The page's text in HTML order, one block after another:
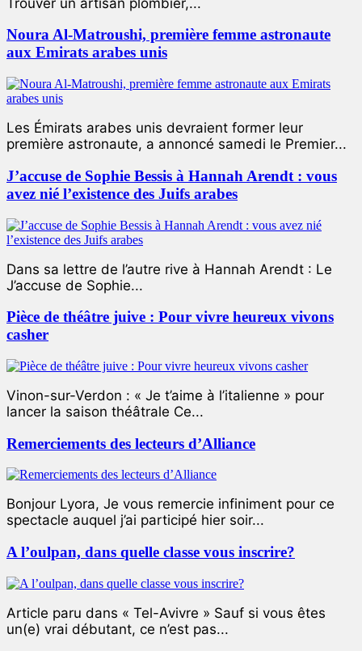
Noura Al-Matroushi, première femme astronaute
aux Emirats arabes unis
Les Émirats arabes unis devraient former leur
première astronaute, a annoncé samedi le Premier...
J’accuse de Sophie Bessis à Hannah Arendt : vous
avez nié l’existence des Juifs arabes
Dans sa lettre de l’autre rive à Hannah Arendt : Le
J’accuse de Sophie...
Pièce de théâtre juive : Pour vivre heureux vivons
casher
Vinon-sur-Verdon : « Je t’aime à l’italienne » pour
lancer la saison théâtrale Ce...
Remerciements des lecteurs d’Alliance
Bonjour Lyora, Je vous remercie infiniment pour ce
spectacle auquel j’ai participé hier soir...
A l’oulpan, dans quelle classe vous inscrire?
Article paru dans « Tel-Avivre » Sauf si vous êtes
un(e) vrai débutant, ce n’est pas...